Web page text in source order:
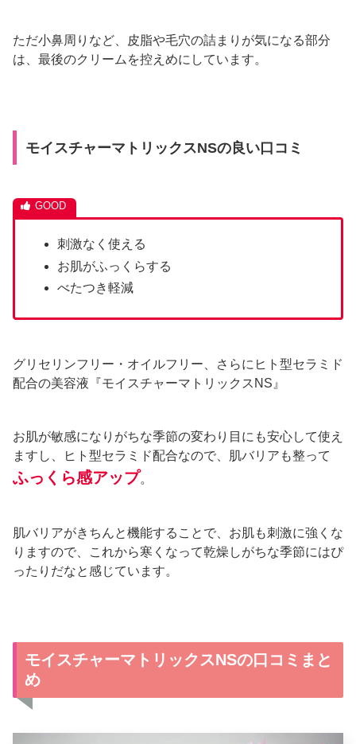
ただ小鼻周りなど、皮脂や毛穴の詰まりが気になる部分
は、最後のクリームを控えめにしています。
モイスチャーマトリックスNSの良い口コミ
刺激なく使える
お肌がふっくらする
べたつき軽減
グリセリンフリー・オイルフリー、さらにヒト型セラミド
配合の美容液『モイスチャーマトリックスNS』
お肌が敏感になりがちな季節の変わり目にも安心して使え
ますし、ヒト型セラミド配合なので、肌バリアも整って
ふっくら感アップ。
肌バリアがきちんと機能することで、お肌も刺激に強くな
りますので、これから寒くなって乾燥しがちな季節にはぴ
ったりだなと感じています。
モイスチャーマトリックスNSの口コミまと
め